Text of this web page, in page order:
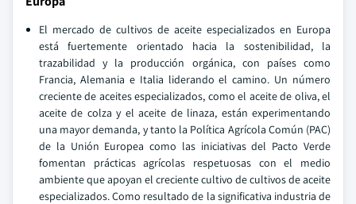
El mercado de cultivos de aceite especializados en Europa
está fuertemente orientado hacia la sostenibilidad, la
trazabilidad y la producción orgánica, con países como
Francia, Alemania e Italia liderando el camino. Un número
creciente de aceites especializados, como el aceite de oliva, el
aceite de colza y el aceite de linaza, están experimentando
una mayor demanda, y tanto la Política Agrícola Común (PAC)
de la Unión Europea como las iniciativas del Pacto Verde
fomentan prácticas agrícolas respetuosas con el medio
ambiente que apoyan el creciente cultivo de cultivos de aceite
especializados. Como resultado de la significativa industria de